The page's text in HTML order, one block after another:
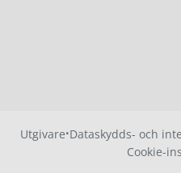
Utgivare·Dataskydds- och
Cookie-